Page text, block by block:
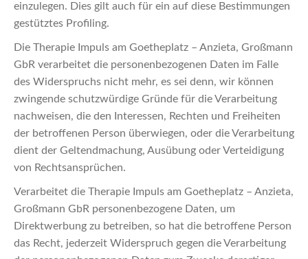
einzulegen. Dies gilt auch für ein auf diese Bestimmungen
gestütztes Profiling.
Die Therapie Impuls am Goetheplatz – Anzieta, Großmann
GbR verarbeitet die personenbezogenen Daten im Falle
des Widerspruchs nicht mehr, es sei denn, wir können
zwingende schutzwürdige Gründe für die Verarbeitung
nachweisen, die den Interessen, Rechten und Freiheiten
der betroffenen Person überwiegen, oder die Verarbeitung
dient der Geltendmachung, Ausübung oder Verteidigung
von Rechtsansprüchen.
Verarbeitet die Therapie Impuls am Goetheplatz – Anzieta,
Großmann GbR personenbezogene Daten, um
Direktwerbung zu betreiben, so hat die betroffene Person
das Recht, jederzeit Widerspruch gegen die Verarbeitung